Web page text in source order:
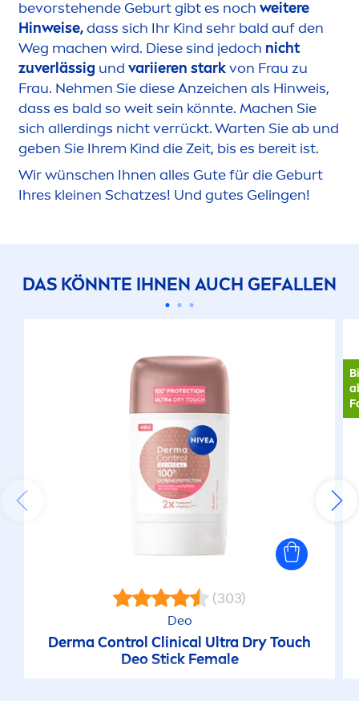
bevorstehende Geburt gibt es noch weitere
Hinweise,dass sich Ihr Kind sehr bald auf den
Weg machen wird. Diese sind jedoch nicht
zuverlässig und variieren starkvon Frau zu
Frau. Nehmen Sie diese Anzeichen als Hinweis,
dass es bald so weit sein könnte. Machen Sie
sich allerdings nicht verrückt. Warten Sie ab und
geben Sie Ihrem Kind die Zeit, bis es bereit ist.
Wir wünschen Ihnen alles Gute für die Geburt
Ihres kleinen Schatzes! Und gutes Gelingen!
DAS KÖNNTE IHNEN AUCH GEFALLEN
(303)
Deo
Derma Control Clinical Ultra Dry Touch
Deo Stick Female